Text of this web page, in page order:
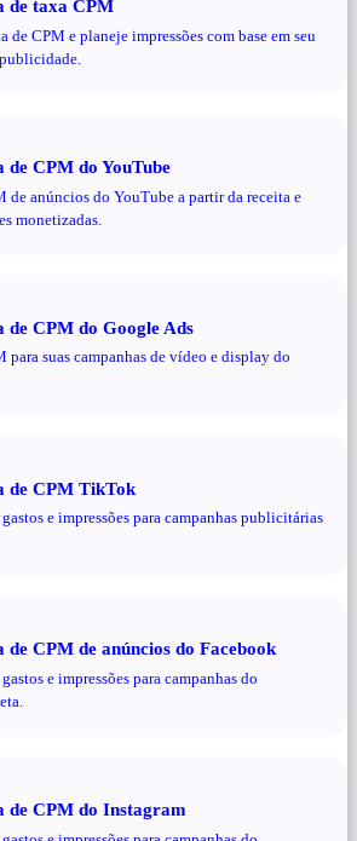
de taxa CPM
de CPM e planeje impressões com base em seu
de CPM do YouTube
de anúncios do YouTube a partir da receita e
monetizadas.
de CPM do Google Ads
para suas campanhas de vídeo e display do
de CPM TikTok
e impressões para campanhas publicitárias
de CPM de anúncios do Facebook
e impressões para campanhas do
de CPM do Instagram